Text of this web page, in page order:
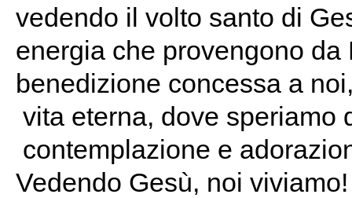
vedendo il volto santo di
energia che provengono
benedizione concessa a
vita eterna, dove speriamo
contemplazione e
Vedendo Gesù, noi viviamo!